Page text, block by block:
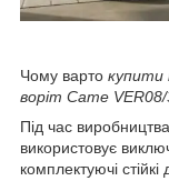
Чому варто купити
воріт Came
Під час
використовує
комплектуючі